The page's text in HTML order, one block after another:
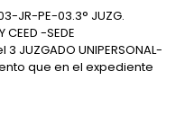
JR-PE-03.3° JUZG.
CEED -SEDE
JUZGADO UNIPERSONAL-
que en el expediente